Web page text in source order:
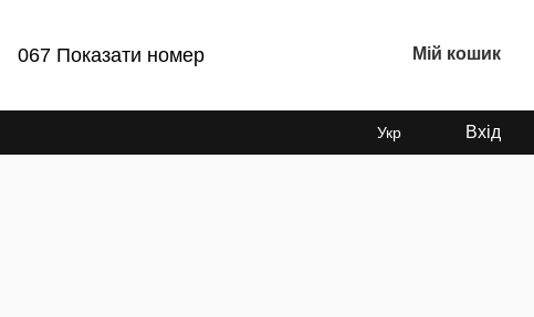
067 Показати номер Мій кошик
Укр Вхід